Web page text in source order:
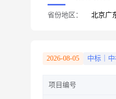
省份地区： 北京广
2026-08-05 中标｜
项目编号